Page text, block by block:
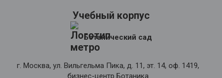
Учебный корпус
Ботанический сад
г. Москва, ул. Вильгельма Пика, д. 11, эт. 14, оф. 1419,
бизнес-центр Ботаника